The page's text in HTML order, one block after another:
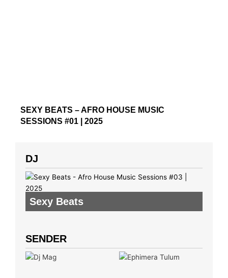
SEXY BEATS – AFRO HOUSE MUSIC
SESSIONS #01 | 2025
DJ
Sexy Beats
SENDER